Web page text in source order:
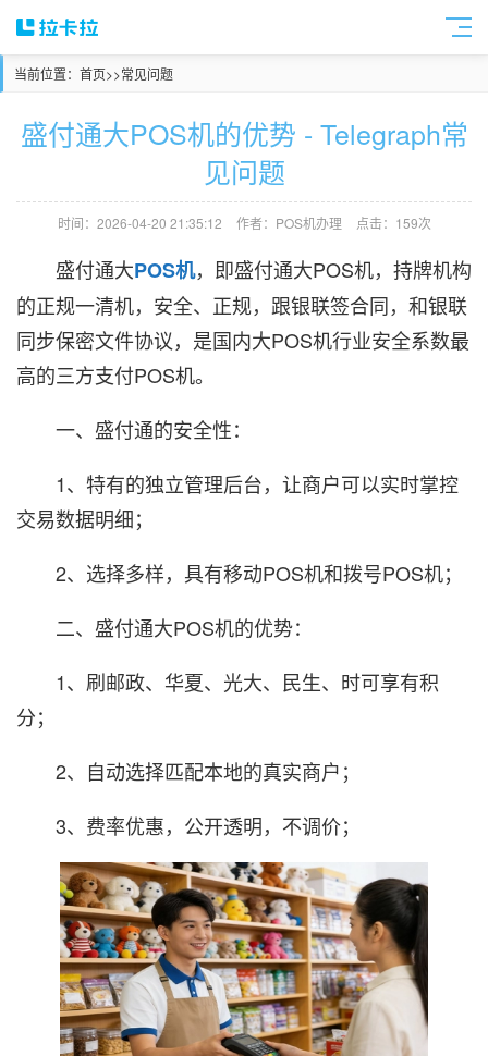
当前位置： 首页>>常见问题
盛付通大POS机的优势 - Telegraph常
见问题
时间：2026-04-20 21:35:12 作者：POS机办理 点击：159次
盛付通大POS机，即盛付通大POS机，持牌机构
的正规一清机，安全、正规，跟银联签合同，和银联
同步保密文件协议，是国内大POS机行业安全系数最
高的三方支付POS机。
一、盛付通的安全性：
1、特有的独立管理后台，让商户可以实时掌控
交易数据明细；
2、选择多样，具有移动POS机和拨号POS机；
二、盛付通大POS机的优势：
1、刷邮政、华夏、光大、民生、时可享有积
分；
2、自动选择匹配本地的真实商户；
3、费率优惠，公开透明，不调价；